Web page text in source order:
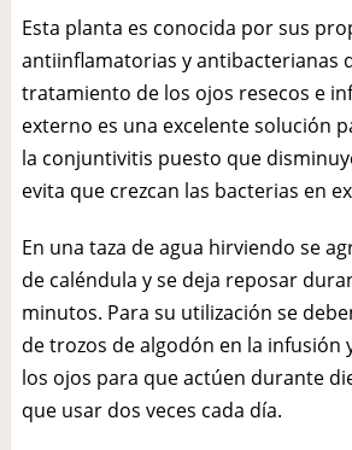
Esta planta es conocida por sus
antiinflamatorias y antibacterianas
tratamiento de los ojos resecos e
externo es una excelente solución
la conjuntivitis puesto que
evita que crezcan las bacterias en
En una taza de agua hirviendo se
de caléndula y se deja reposar
minutos. Para su utilización se
de trozos de algodón en la infusión
los ojos para que actúen durante
que usar dos veces cada día.